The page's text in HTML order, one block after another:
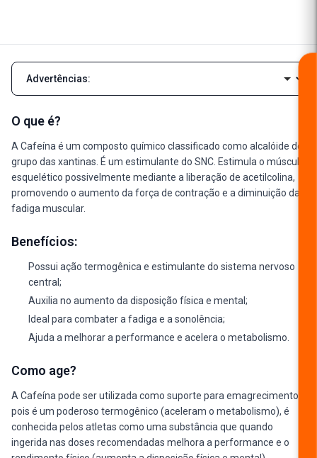
Navegar pelas seções da descrição
O que é?
A Cafeína é um composto químico classificado como alcalóide do
grupo das xantinas. É um estimulante do SNC. Estimula o músculo
esquelético possivelmente mediante a liberação de acetilcolina,
promovendo o aumento da força de contração e a diminuição da
fadiga muscular.
Benefícios:
Possui ação termogênica e estimulante do sistema nervoso
central;
Auxilia no aumento da disposição física e mental;
Ideal para combater a fadiga e a sonolência;
Ajuda a melhorar a performance e acelera o metabolismo.
Como age?
A Cafeína pode ser utilizada como suporte para emagrecimento,
pois é um poderoso termogênico (aceleram o metabolismo), é
conhecida pelos atletas como uma substância que quando
ingerida nas doses recomendadas melhora a performance e o